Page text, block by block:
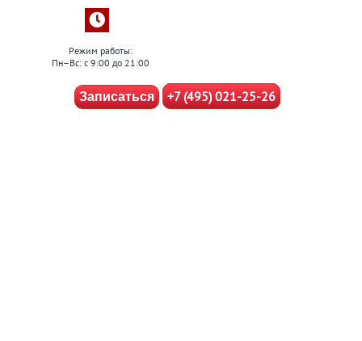
Режим работы:
Пн–Вс: с 9:00 до 21:00
Записаться +7 (495) 021-25-26